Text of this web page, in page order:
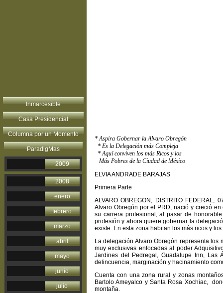
Inmarcesible
Casa Presidencial
Columna por un Momento
ParadigMas
2009
2008
enero
febrero
marzo
abril
mayo
junio
julio
* Aspira Gobernar la Alvaro Obregón
* Es la Delegación más Compleja
* Aquí conviven los más Ricos y los
Más Pobres de la Ciudad de México
ELVIA ANDRADE BARAJAS
Primera Parte
ALVARO OBREGON, DISTRITO
Alvaro Obregón por el PRD, nació y creció
su carrera profesional, al pasar de
profesión y ahora quiere gobernar la
existe. En esta zona habitan los más ricos y
La delegación Alvaro Obregón representa
muy exclusivas enfocadas al poder
Jardines del Pedregal, Guadalupe Inn,
delincuencia, marginación y hacinamiento
Cuenta con una zona rural y zonas
Bartolo Ameyalco y Santa Rosa Xochiac,
montaña.